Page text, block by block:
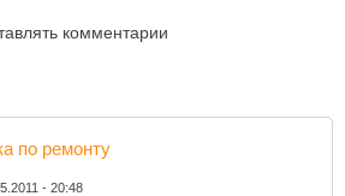
комментарии
по ремонту
- 20:48